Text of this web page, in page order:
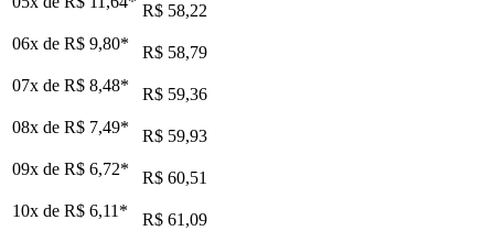
R$ 58,22
06x de R$ 9,80*
R$ 58,79
07x de R$ 8,48*
R$ 59,36
08x de R$ 7,49*
R$ 59,93
09x de R$ 6,72*
R$ 60,51
10x de R$ 6,11*
R$ 61,09